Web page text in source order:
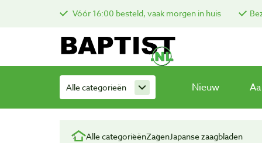
Vóór 16:00 besteld, vaak morgen in huis
Alle categorieën Nieuw
Alle categorieënZagenJapanse zaagbladen